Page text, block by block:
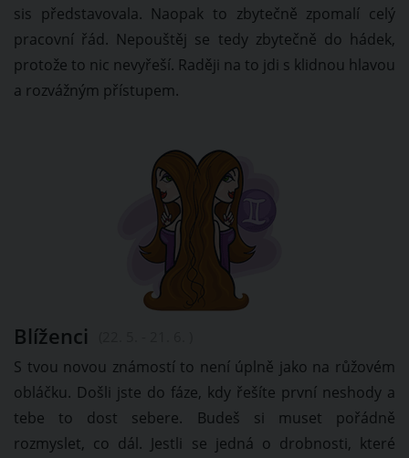
sis představovala. Naopak to zbytečně zpomalí celý
pracovní řád. Nepouštěj se tedy zbytečně do hádek,
protože to nic nevyřeší. Raději na to jdi s klidnou hlavou
a rozvážným přístupem.
Blíženci
S tvou novou známostí to není úplně jako na růžovém
obláčku. Došli jste do fáze, kdy řešíte první neshody a
tebe to dost sebere. Budeš si muset pořádně
rozmyslet, co dál. Jestli se jedná o drobnosti, které